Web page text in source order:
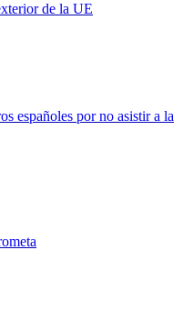
de la UE
españoles por no asistir a la